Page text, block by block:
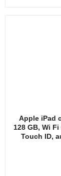
Apple iPad
128 GB, Wi
Touch ID,